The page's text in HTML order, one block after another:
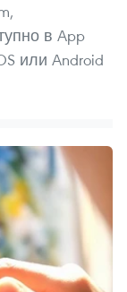
в App
или Android